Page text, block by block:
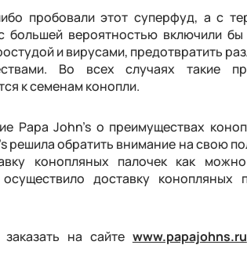
пробовали этот суперфуд, а с
большей вероятностью включили
и вирусами, предотвратить
Во всех случаях такие
к семенам конопли.
Papa John’s о преимуществах
решила обратить внимание на свою
конопляных палочек как
доставку конопляных
на сайте www.papajohns.ru